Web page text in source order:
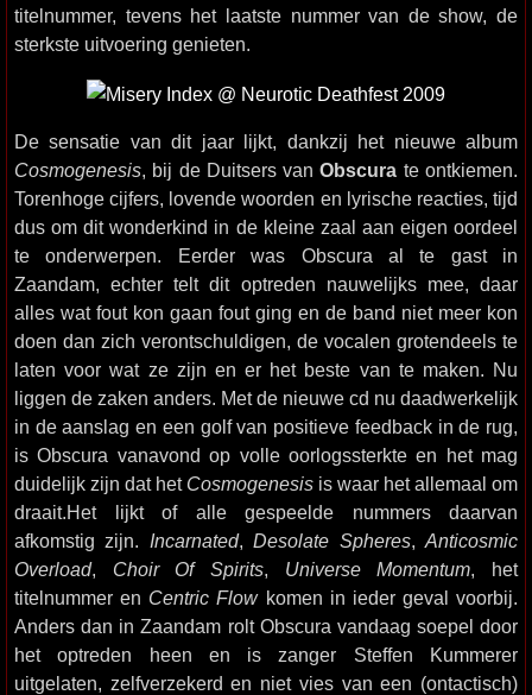
titelnummer, tevens het laatste nummer van de show, de
sterkste uitvoering genieten.
De sensatie van dit jaar lijkt, dankzij het nieuwe album
Cosmogenesis, bij de Duitsers vanObscura te ontkiemen.
Torenhoge cijfers, lovende woorden en lyrische reacties, tijd
dus om dit wonderkind in de kleine zaal aan eigen oordeel
te onderwerpen. Eerder was Obscura al te gast in
Zaandam, echter telt dit optreden nauwelijks mee, daar
alles wat fout kon gaan fout ging en de band niet meer kon
doen dan zich verontschuldigen, de vocalen grotendeels te
laten voor wat ze zijn en er het beste van te maken. Nu
liggen de zaken anders. Met de nieuwe cd nu daadwerkelijk
in de aanslag en een golf van positieve feedback in de rug,
is Obscura vanavond op volle oorlogssterkte en het mag
duidelijk zijn dat het Cosmogenesis is waar het allemaal om
draait.Het lijkt of alle gespeelde nummers daarvan
afkomstig zijn. Incarnated,Desolate Spheres,Anticosmic
Overload, Choir Of Spirits, Universe Momentum, het
titelnummer en Centric Flowkomen in ieder geval voorbij.
Anders dan in Zaandam rolt Obscura vandaag soepel door
het optreden heen en is zanger Steffen Kummerer
uitgelaten, zelfverzekerd en niet vies van een (ontactisch)